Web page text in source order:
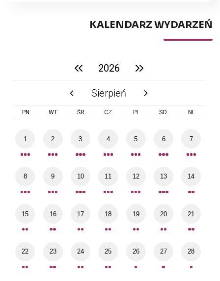
KALENDARZ WYDARZEŃ
poprzedni rok
2026 następny rok
poprzedni miesiąc
Sierpień następny miesiąc
PN WT ŚR CZ PI SO NI
1 2 3 4 5 6 7
8 9 10 11 12 13 14
15 16 17 18 19 20 21
22 23 24 25 26 27 28